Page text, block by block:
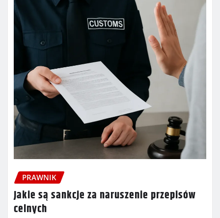
PRAWNIK
Jakie są sankcje za naruszenie przepisów
celnych